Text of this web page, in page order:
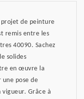
de peinture
remis entre les
40090. Sachez
solides
en œuvre la
pose de
Grâce à